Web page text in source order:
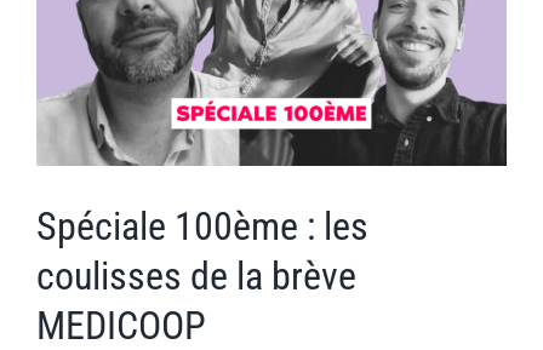
Spéciale 100ème : les
coulisses de la brève
MEDICOOP